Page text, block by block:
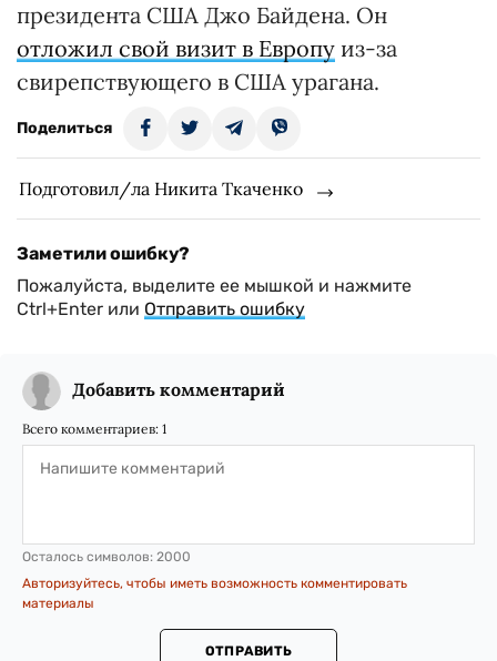
президента США Джо Байдена. Он
отложил свой визит в Европу из-за
свирепствующего в США урагана.
Поделиться
Подготовил/ла Никита Ткаченко
Заметили ошибку?
Пожалуйста, выделите ее мышкой и нажмите
Ctrl+Enter или Отправить ошибку
Добавить комментарий
Всего комментариев: 1
Осталось символов: 2000
Авторизуйтесь, чтобы иметь возможность комментировать
материалы
ОТПРАВИТЬ